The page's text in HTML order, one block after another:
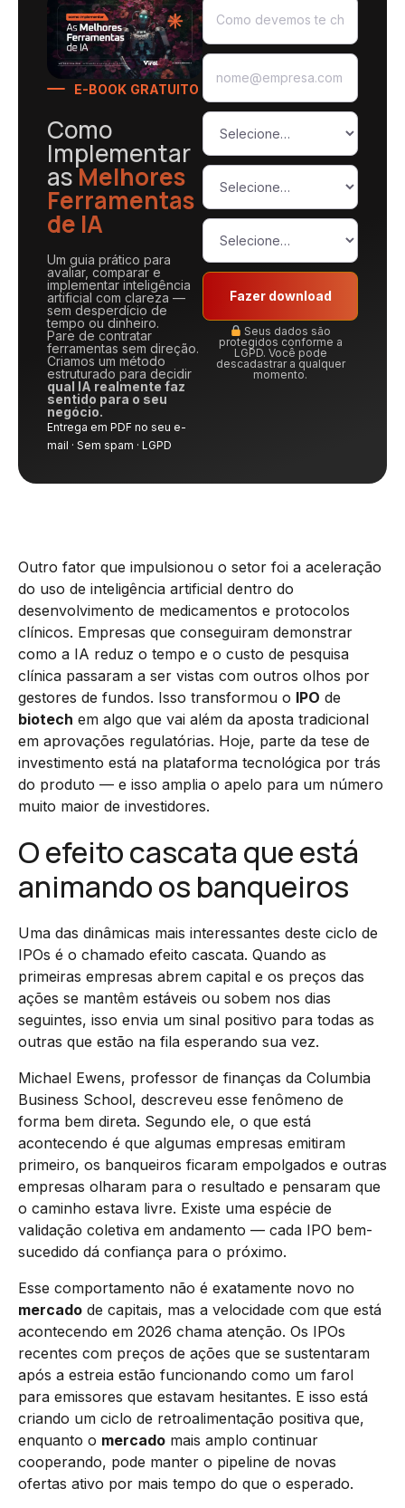
E-BOOK GRATUITO
Como
Implementar
asMelhores
Ferramentas
de IA
Um guia prático para
avaliar, comparar e
implementar inteligência
artificial com clareza —
sem desperdício de
tempo ou dinheiro.
Pare de contratar
ferramentas sem direção.
Criamos um método
estruturado para decidir
qual IA realmente faz
sentido para o seu
negócio.
Entrega em PDF no seu e-
mail · Sem spam · LGPD
Fazer download
Seus dados são
protegidos conforme a
LGPD. Você pode
descadastrar a qualquer
momento.
Outro fator que impulsionou o setor foi a aceleração
do uso de inteligência artificial dentro do
desenvolvimento de medicamentos e protocolos
clínicos. Empresas que conseguiram demonstrar
como a IA reduz o tempo e o custo de pesquisa
clínica passaram a ser vistas com outros olhos por
gestores de fundos. Isso transformou o IPO de
biotech em algo que vai além da aposta tradicional
em aprovações regulatórias. Hoje, parte da tese de
investimento está na plataforma tecnológica por trás
do produto — e isso amplia o apelo para um número
muito maior de investidores.
O efeito cascata que está
animando os banqueiros
Uma das dinâmicas mais interessantes deste ciclo de
IPOs é o chamado efeito cascata. Quando as
primeiras empresas abrem capital e os preços das
ações se mantêm estáveis ou sobem nos dias
seguintes, isso envia um sinal positivo para todas as
outras que estão na fila esperando sua vez.
Michael Ewens, professor de finanças da Columbia
Business School, descreveu esse fenômeno de
forma bem direta. Segundo ele, o que está
acontecendo é que algumas empresas emitiram
primeiro, os banqueiros ficaram empolgados e outras
empresas olharam para o resultado e pensaram que
o caminho estava livre. Existe uma espécie de
validação coletiva em andamento — cada IPO bem-
sucedido dá confiança para o próximo.
Esse comportamento não é exatamente novo no
mercado de capitais, mas a velocidade com que está
acontecendo em 2026 chama atenção. Os IPOs
recentes com preços de ações que se sustentaram
após a estreia estão funcionando como um farol
para emissores que estavam hesitantes. E isso está
criando um ciclo de retroalimentação positiva que,
enquanto o mercado mais amplo continuar
cooperando, pode manter o pipeline de novas
ofertas ativo por mais tempo do que o esperado.